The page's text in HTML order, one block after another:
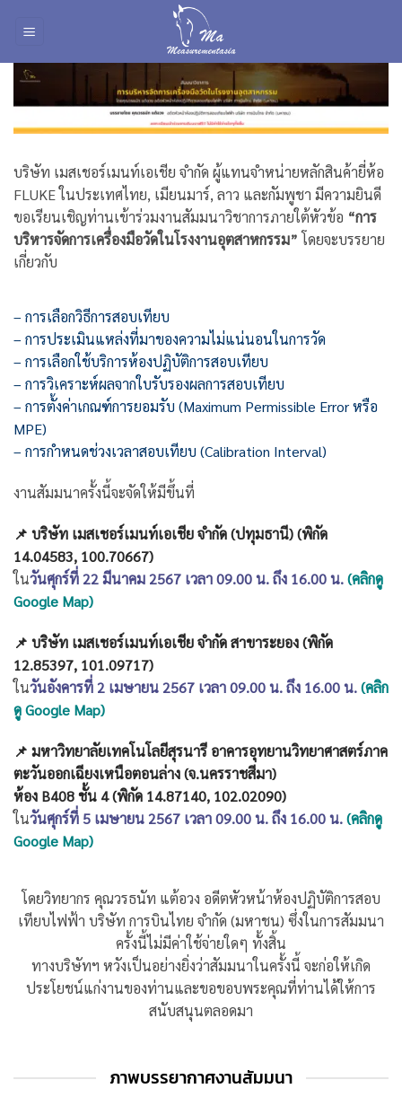
บริษัท เมสเชอร์เมนท์เอเชีย จำกัด ผู้แทนจำหน่ายหลักสินค้ายี่ห้อ
FLUKE ในประเทศไทย, เมียนมาร์, ลาว และกัมพูชา มีความยินดี
ขอเรียนเชิญท่านเข้าร่วมงานสัมมนาวิชาการภายใต้หัวข้อ “การ
บริหารจัดการเครื่องมือวัดในโรงงานอุตสาหกรรม”โดยจะบรรยาย
เกี่ยวกับ
– การเลือกวิธีการสอบเทียบ
– การประเมินแหล่งที่มาของความไม่แน่นอนในการวัด
– การเลือกใช้บริการห้องปฏิบัติการสอบเทียบ
– การวิเคราะห์ผลจากใบรับรองผลการสอบเทียบ
– การตั้งค่าเกณฑ์การยอมรับ (Maximum Permissible Error หรือ
MPE)
– การกำหนดช่วงเวลาสอบเทียบ (Calibration Interval)
งานสัมมนาครั้งนี้จะจัดให้มีขึ้นที่
📌 บริษัท เมสเชอร์เมนท์เอเชีย จำกัด (ปทุมธานี) (พิกัด
14.04583, 100.70667)
ในวันศุกร์ที่ 22 มีนาคม 2567 เวลา 09.00 น. ถึง 16.00 น.(คลิกดู
Google Map)
📌 บริษัท เมสเชอร์เมนท์เอเชีย จำกัด สาขาระยอง (พิกัด
12.85397, 101.09717)
ในวันอังคารที่ 2 เมษายน 2567 เวลา 09.00 น. ถึง 16.00 น.(คลิก
ดู Google Map)
📌 มหาวิทยาลัยเทคโนโลยีสุรนารี อาคารอุทยานวิทยาศาสตร์ภาค
ตะวันออกเฉียงเหนือตอนล่าง (จ.นครราชสีมา)
ห้อง B408 ชั้น 4 (พิกัด 14.87140, 102.02090)
ในวันศุกร์ที่ 5 เมษายน 2567 เวลา 09.00 น. ถึง 16.00 น.(คลิกดู
Google Map)
โดยวิทยากร คุณวรธนัท แต้อวง อดีตหัวหน้าห้องปฏิบัติการสอบ
เทียบไฟฟ้า บริษัท การบินไทย จำกัด (มหาชน) ซึ่งในการสัมมนา
ครั้งนี้ไม่มีค่าใช้จ่ายใดๆ ทั้งสิ้น
ทางบริษัทฯ หวังเป็นอย่างยิ่งว่าสัมมนาในครั้งนี้ จะก่อให้เกิด
ประโยชน์แก่งานของท่านและขอขอบพระคุณที่ท่านได้ให้การ
สนับสนุนตลอดมา
ภาพบรรยากาศงานสัมมนา